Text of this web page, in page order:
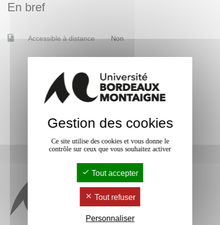
En bref
Accessible à distance Non
Gestion des cookies
Ce site utilise des cookies et vous donne le
contrôle sur ceux que vous souhaitez activer
Tout accepter
Tout refuser
Personnaliser